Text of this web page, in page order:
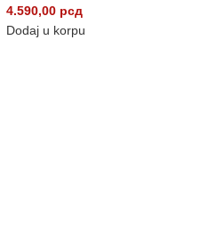
4.590,00 рсд
Dodaj u korpu